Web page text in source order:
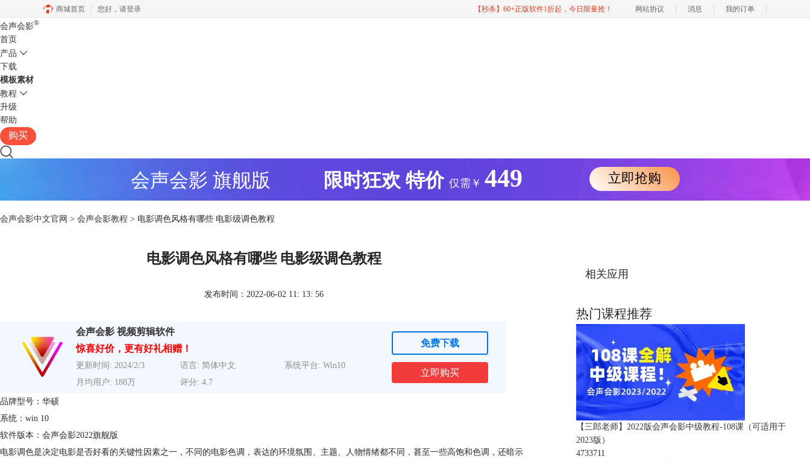
商城首页 您好， 请登录 【秒杀】60+正版软件1折起，今日限量抢！ 网站协议 消息 我的订单
会声会影®
首页
产品
下载
模板素材
教程
升级
帮助
购买
会声会影 旗舰版 限时狂欢 特价 仅需￥ 449 立即抢购
会声会影中文官网 > 会声会影教程 > 电影调色风格有哪些 电影级调色教程
电影调色风格有哪些 电影级调色教程
发布时间：2022-06-02 11: 13: 56
会声会影 视频剪辑软件
惊喜好价，更有好礼相赠！
更新时间: 2024/2/3 语言: 简体中文
系统平台: Win10
月均用户: 188万
评分: 4.7
免费下载
立即购买
品牌型号：华硕
系统：win 10
软件版本：会声会影2022旗舰版
电影调色是决定电影是否好看的关键性因素之一，不同的电影色调，表达的环境氛围、主题、人物情绪都不同，甚至一些高饱和色调，还暗示
相关应用
热门课程推荐
【三郎老师】2022版会声会影中级教程-108课（可适用于
2023版）
4733711